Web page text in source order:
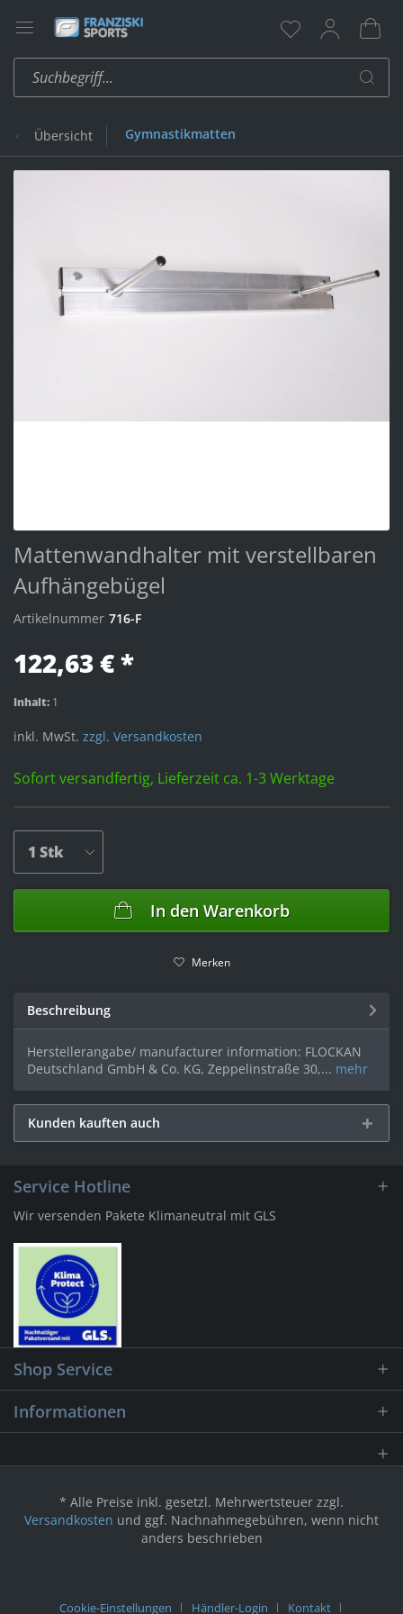
Übersicht Gymnastikmatten
Mattenwandhalter mit verstellbaren
Aufhängebügel
Artikelnummer 716-F
122,63 € *
Inhalt: 1
inkl. MwSt. zzgl. Versandkosten
Sofort versandfertig, Lieferzeit ca. 1-3 Werktage
In den Warenkorb
Merken
Beschreibung
Herstellerangabe/ manufacturer information: FLOCKAN
Deutschland GmbH & Co. KG, Zeppelinstraße 30,... mehr
Kunden kauften auch
Service Hotline
Wir versenden Pakete Klimaneutral mit GLS
Shop Service
Informationen
* Alle Preise inkl. gesetzl. Mehrwertsteuer zzgl.
Versandkosten und ggf. Nachnahmegebühren, wenn nicht
anders beschrieben
Cookie-Einstellungen Händler-Login Kontakt